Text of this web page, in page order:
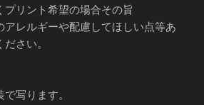
ント希望の場合その旨
ルギーや配慮してほしい点等あ
さい。
写ります。